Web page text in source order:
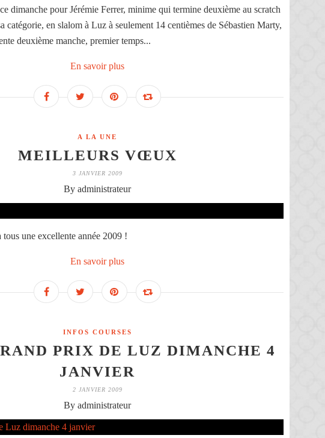
dimanche pour Jérémie Ferrer, minime qui termine deuxième au scratch
catégorie, en slalom à Luz à seulement 14 centièmes de Sébastien Marty,
deuxième manche, premier temps...
En savoir plus
A LA UNE
MEILLEURS VŒUX
3 JANVIER 2009
By administrateur
une excellente année 2009 !
En savoir plus
INFOS COURSES
PRIX DE LUZ DIMANCHE 4
JANVIER
2 JANVIER 2009
By administrateur